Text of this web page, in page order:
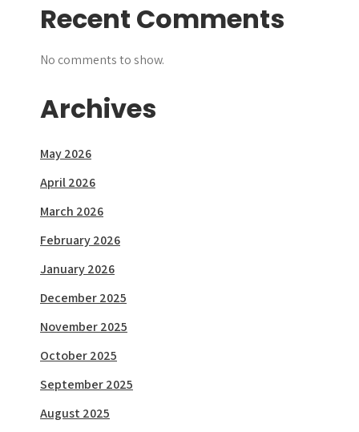
Recent Comments
No comments to show.
Archives
May 2026
April 2026
March 2026
February 2026
January 2026
December 2025
November 2025
October 2025
September 2025
August 2025